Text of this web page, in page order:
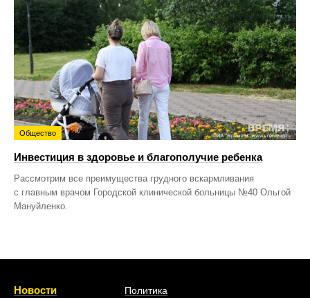
Общество
Инвестиция в здоровье и благополучие ребенка
Рассмотрим все преимущества грудного вскармливания
с главным врачом Городской клинической больницы №40 Ольгой
Мануйленко.
Новости
Политика